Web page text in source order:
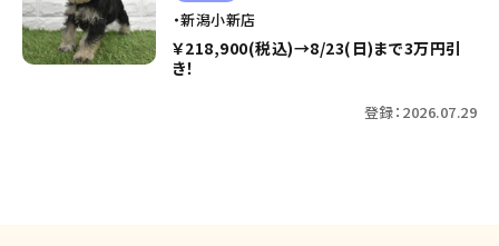
・新潟小新店
￥218,900(税込)→8/23(日)まで3万円引
き！
登録：2026.07.29